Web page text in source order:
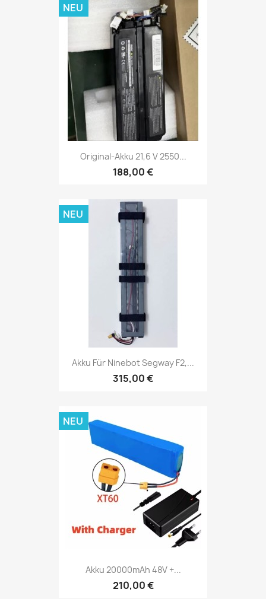
Original-Akku 21,6 V 2550...
188,00 €
NEU
Akku Für Ninebot Segway F2,...
315,00 €
NEU
Akku 20000mAh 48V +...
210,00 €
NEU